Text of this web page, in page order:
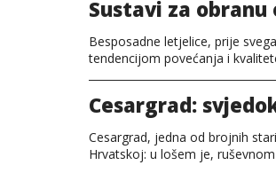
Sustavi za obranu
Besposadne letjelice, prije
tendencijom povećanja i
Cesargrad:
Cesargrad, jedna od brojnih
Hrvatskoj: u lošem je,